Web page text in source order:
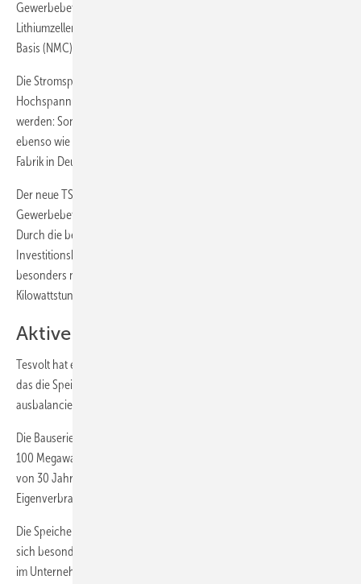
Gewerbebetriebe spezialisiert. Das Unternehmen nutzt prismatische
Lithiumzellen von Samsung SDI auf Nickel-Mangan-Cobalt-Oxide-
Basis (NMC) – die sicherste Zelltechnologie im Markt.
Die Stromspeicher funktionieren mit Niederspannung ebenso wie mit
Hochspannung. Sie können an alle Energieerzeuger angeschlossen
werden: Sonne, Wind, Wasser, Biogas und Blockheizkraft – ongrid
ebenso wie offgrid. Alle Tesvolt-Speicher werden in einer eigenen
Fabrik in Deutschland produziert.
Der neue TS HV 70 Speicher ist für anspruchsvolle Einsätze in
Gewerbebetrieben ab 30 Kilowattstunden Speicherbedarf optimiert.
Durch die besonders hohe Wirtschaftlichkeit sind die
Investitionskosten und der Preis für die gespeicherte Kilowattstunde
besonders niedrig. Die Systemkosten liegen unter zehn Eurocent je
Kilowattstunde.
Aktive Batterie balanciert Zellen aus
Tesvolt hat ein einzigartiges Batteriemanagementsystem entwickelt,
das die Speichereinheiten dauerhaft und zuverlässig steuert und
ausbalanciert (Active Battery).
Die Bauserie deckt Speicherkapazitäten von zehn Kilowattstunden bis
100 Megawattstunden ab. Die Speicher werden für eine Lebensdauer
von 30 Jahren gebaut. Die Batterie erreichen 8.000 Vollzyklen. Der
Eigenverbrauch ist mit drei bis fünf Watt besonders niedrig.
Die Speicher können mit 1C beladen und entladen werden. Sie eignen
sich besonders, um Spitzenlasten zu kappen und den Eigenverbrauch
im Unternehmen zu erhöhen. Vielfältige Anwendungen ergeben sich,